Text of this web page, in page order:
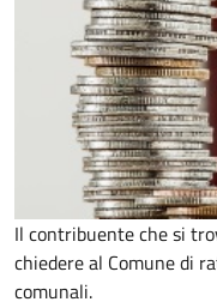
Il contribuente che si
chiedere al Comune di
comunali.